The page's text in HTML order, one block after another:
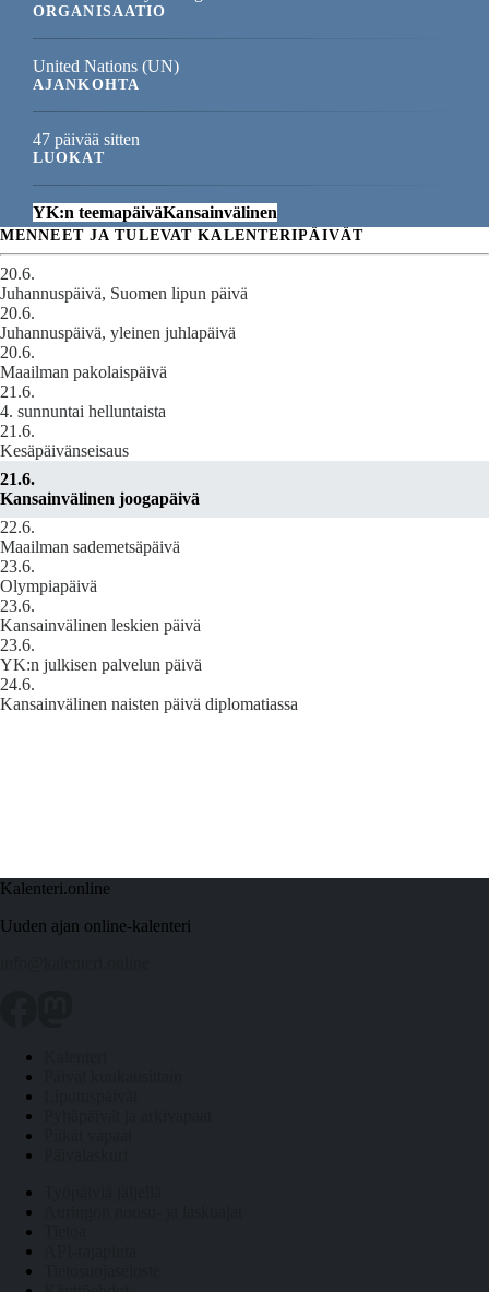
ORGANISAATIO
United Nations (UN)
AJANKOHTA
47 päivää sitten
LUOKAT
YK:n teemapäiväKansainvälinen
MENNEET JA TULEVAT KALENTERIPÄIVÄT
20.6.
Juhannuspäivä, Suomen lipun päivä
20.6.
Juhannuspäivä, yleinen juhlapäivä
20.6.
Maailman pakolaispäivä
21.6.
4. sunnuntai helluntaista
21.6.
Kesäpäivänseisaus
21.6.
Kansainvälinen joogapäivä
22.6.
Maailman sademetsäpäivä
23.6.
Olympiapäivä
23.6.
Kansainvälinen leskien päivä
23.6.
YK:n julkisen palvelun päivä
24.6.
Kansainvälinen naisten päivä diplomatiassa
Kalenteri.online
Uuden ajan online-kalenteri